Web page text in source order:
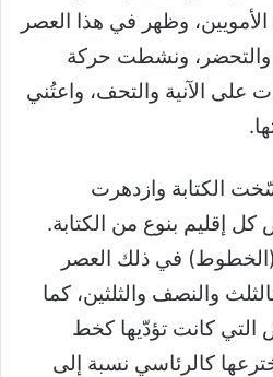
وظهر في هذا العصر
والتحضر، ونشطت حركة
على الآنية والتحف، واعتُني
الكتابة وازدهرت
إقليم بنوع من الكتابة.
(الخطوط) في ذلك العصر
والنصف والثلثين، كما
كانت تؤدّيها كخط
كالرئاسي نسبة إلى